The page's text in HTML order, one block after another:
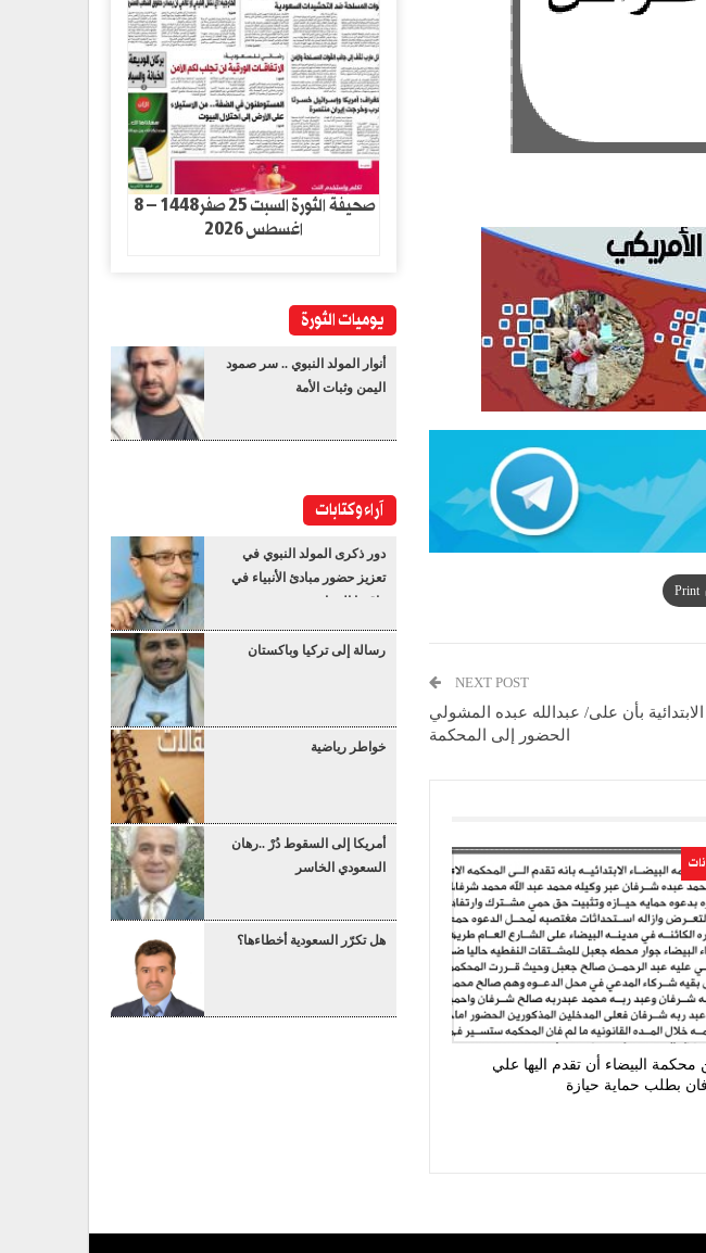
Print
NEXT POST
بأن على/ عبدالله عبده المشولي
الحضور إلى المحكمة
محكمة البيضاء أن تقدم اليها علي
بطلب حماية حيازة
صحيفة الثورة السبت 25 صفر1448 – 8
اغسطس 2026
يوميات الثورة
أنوار المولد النبوي .. سر صمود
اليمن وثبات الأمة
آراء وكتابات
دور ذكرى المولد النبوي في
تعزيز حضور مبادئ الأنبياء في
واقعنا المعاصر
رسالة إلى تركيا وباكستان
خواطر رياضية
أمريكا إلى السقوط دُرْ ..رهان
السعودي الخاسر
هل تكرّر السعودية أخطاءها؟